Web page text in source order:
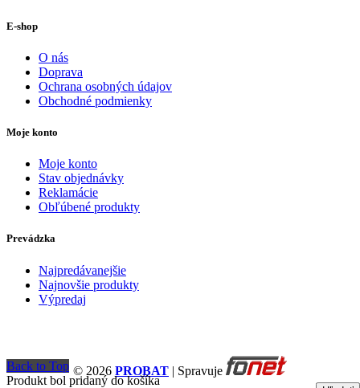
E-shop
O nás
Doprava
Ochrana osobných údajov
Obchodné podmienky
Moje konto
Moje konto
Stav objednávky
Reklamácie
Obľúbené produkty
Prevádzka
Najpredávanejšie
Najnovšie produkty
Výpredaj
© 2026 PROBAT | Spravuje
Back to Top
Produkt bol pridaný do košíka